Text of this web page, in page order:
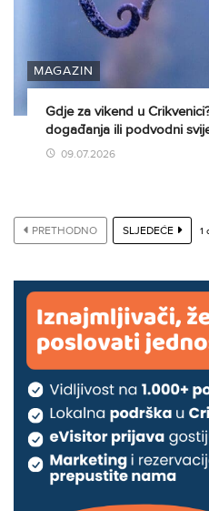
MAGAZIN
Gdje za vikend u
događanja ili podvodni
09.07.2026
PRETHODNO SLJEDEĆE 1